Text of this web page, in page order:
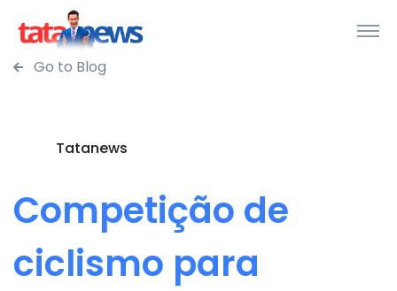
Go to Blog
Tatanews
Competição de
ciclismo para